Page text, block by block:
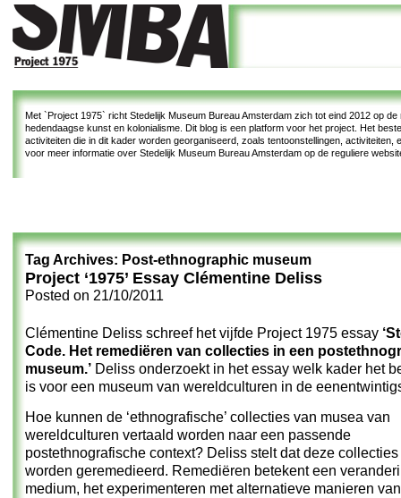
Met `Project 1975` richt Stedelijk Museum Bureau Amsterdam zich tot eind 2012 op
hedendaagse kunst en kolonialisme. Dit blog is een platform voor het project. Het
activiteiten die in dit kader worden georganiseerd, zoals tentoonstellingen,
voor meer informatie over Stedelijk Museum Bureau Amsterdam op de reguliere
Tag Archives: Post-ethnographic museum
Project ‘1975’ Essay Clémentine Deliss
Posted on 21/10/2011
Clémentine Deliss schreef het vijfde Project 1975 essay
Code. Het remediëren van collecties in een
museum.’ Deliss onderzoekt in het essay welk kader het
is voor een museum van wereldculturen in de
Hoe kunnen de ‘ethnografische’ collecties van musea van
wereldculturen vertaald worden naar een passende
postethnografische context? Deliss stelt dat deze
worden geremedieerd. Remediëren betekent een
medium, het experimenteren met alternatieve manieren van